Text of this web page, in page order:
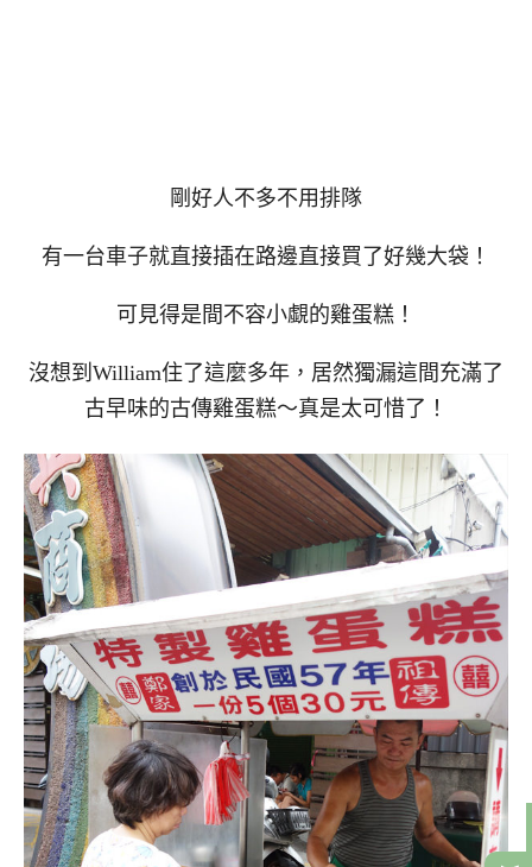
剛好人不多不用排隊
有一台車子就直接插在路邊直接買了好幾大袋！
可見得是間不容小覷的雞蛋糕！
沒想到William住了這麼多年，居然獨漏這間充滿了
古早味的古傳雞蛋糕～真是太可惜了！